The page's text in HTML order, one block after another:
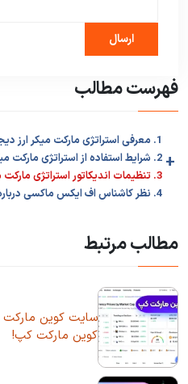
فهرست مطالب
1. معرفی استراتژی مارکت میکر ارز دیجیتال - سیستم معاملاتی EMA و RSI
2. شرایط استفاده از استراتژی مارکت میکر ارز دیجیتال +
3. تنظیمات اندیکاتور استراتژی مارکت میکر ارز دیجیتال
4. نظر کاشناس اف ایکس ماکسی درباره استراتژی مارکت میکر ارز دیجیتال
مطالب مرتبط
سایت کوین
کوین مارکت کپ!